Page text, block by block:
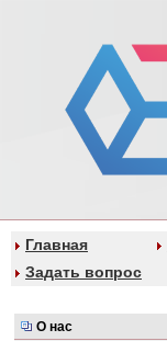
Главная
Задать вопрос
О нас